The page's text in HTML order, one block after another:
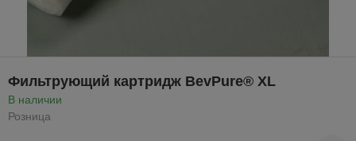
Фильтрующий картридж BevPure® XL
В наличии
Розница